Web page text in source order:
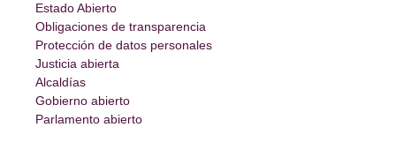
Estado Abierto
Obligaciones de transparencia
Protección de datos personales
Justicia abierta
Alcaldías
Gobierno abierto
Parlamento abierto